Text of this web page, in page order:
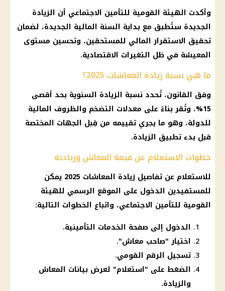
وأكدت الهيئة القومية للتأمين الاجتماعي أن الزيادة
الجديدة ستُطبق مع بداية السنة المالية الجديدة، لضمان
تحقيق الاستقرار المالي للمستحقين، وتحسين مستوى
المعيشة في ظل التغيرات الاقتصادية.
ما هي نسبة زيادة المعاشات 2025؟
وفق القانون، تُحدد نسبة الزيادة السنوية بحد أقصى
15%، وتُقر بناءً على معدلات التضخم والظروف المالية
للدولة، وهو ما يجري تقييمه من قِبل الجهات المختصة
قبل بدء تطبيق الزيادة.
خطوات الاستعلام عن قيمة المعاش وزيادته
للاستعلام عن تفاصيل زيادة المعاشات 2025 يمكن
للمستفيدين الدخول على الموقع الرسمي للهيئة
القومية للتأمين الاجتماعي، واتباع الخطوات التالية:
الدخول إلى صفحة الخدمات التأمينية.
اختيار "صاحب معاش".
تسجيل الرقم القومي.
الضغط على "استعلام" لعرض بيانات المعاش
والزيادة.